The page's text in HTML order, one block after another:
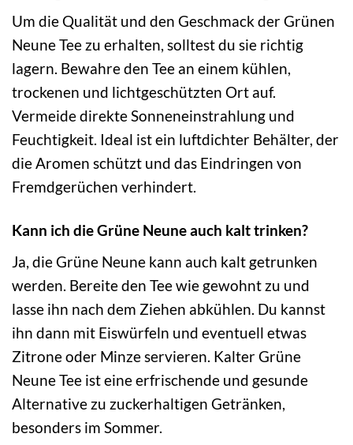
Um die Qualität und den Geschmack der Grünen
Neune Tee zu erhalten, solltest du sie richtig
lagern. Bewahre den Tee an einem kühlen,
trockenen und lichtgeschützten Ort auf.
Vermeide direkte Sonneneinstrahlung und
Feuchtigkeit. Ideal ist ein luftdichter Behälter, der
die Aromen schützt und das Eindringen von
Fremdgerüchen verhindert.
Kann ich die Grüne Neune auch kalt trinken?
Ja, die Grüne Neune kann auch kalt getrunken
werden. Bereite den Tee wie gewohnt zu und
lasse ihn nach dem Ziehen abkühlen. Du kannst
ihn dann mit Eiswürfeln und eventuell etwas
Zitrone oder Minze servieren. Kalter Grüne
Neune Tee ist eine erfrischende und gesunde
Alternative zu zuckerhaltigen Getränken,
besonders im Sommer.